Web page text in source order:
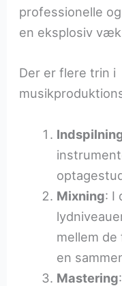
professionelle
en eksplosiv
Der er flere trin i
Mixning: I
mellem
en
Mastering